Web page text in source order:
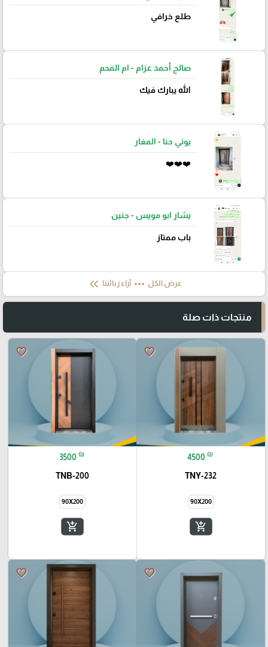
طلع خرافي
صالح أحمد عزام - ام الفحم
الله يبارك فيك
يوني حنا - المغار
❤️❤️❤️
يشار ابو مويس - جنين
باب ممتاز
عرض الكل more_horiz آراء زبائننا keyboard_double_arrow_left
منتجات ذات صلة
favorite_border
4500 ₪
TNY-232
90X200
add_shopping_cart
favorite_border
3500 ₪
TNB-200
90X200
add_shopping_cart
favorite_border
favorite_border